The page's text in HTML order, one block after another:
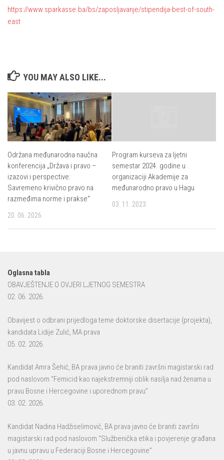
https://www.sparkasse.ba/bs/zaposljavanje/stipendija-best-of-south-
east
YOU MAY ALSO LIKE...
Održana međunarodna naučna
konferencija „Država i pravo –
izazovi i perspective:
Savremeno krivično pravo na
razmeđima norme i prakse“
20. 06. 2026.
Program kurseva za ljetni
semestar 2024. godine u
organizaciji Akademije za
međunarodno pravo u Hagu
03. 11. 2023.
Oglasna tabla
OBAVJEŠTENJE O OVJERI LJETNOG SEMESTRA
02. 06. 2026.
Obavijest o odbrani prijedloga teme doktorske disertacije (projekta),
kandidata Lidije Zulić, MA prava
05. 02. 2026.
Kandidat Amra Šehić, BA prava javno će braniti završni magistarski rad
pod naslovom “Femicid kao najekstremniji oblik nasilja nad ženama u
pravu Bosne i Hercegovine i uporednom pravu”
03. 02. 2026.
Kandidat Nadina Hadžiselimović, BA prava javno će braniti završni
magistarski rad pod naslovom “Službenička etika i povjerenje građana
u javnu upravu u Federaciji Bosne i Hercegovine”